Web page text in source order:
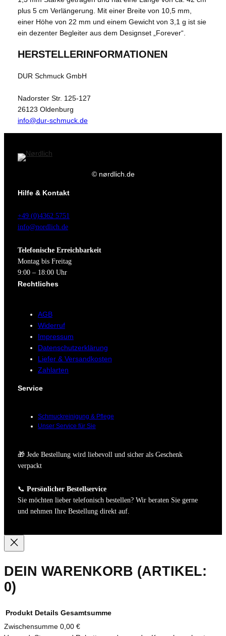
plus 5 cm Verlängerung. Mit einer Breite von 10,5 mm,
einer Höhe von 22 mm und einem Gewicht von 3,1 g ist sie
ein dezenter Begleiter aus dem Designset „Forever“.
HERSTELLERINFORMATIONEN
DUR Schmuck GmbH
Nadorster Str. 125-127
26123 Oldenburg
info@dur-schmuck.de
© nørdlich.de
Hilfe & Kontakt
+49 (0)4362 5751
info@nordlich.de
Telefonische Erreichbarkeit
Montag bis Freitag
9:00 – 18:00 Uhr
Rechtliches
AGB
Widerruf
Impressum
Datenschutzerklärung
Liefer & Versandkosten
Zahlarten
Service
Schmuckreinigung & Pflege
Unser Service für Sie
🎁 Jede Bestellung wird liebevoll und sicher als Geschenk
verpackt
📞 Persönlicher Bestellservice
Sie möchten lieber telefonisch bestellen? Wir beraten Sie gerne
und nehmen Ihre Bestellung direkt auf.
DEIN WARENKORB (ARTIKEL:
0)
Produkt Details Gesamtsumme
Zwischensumme 0,00 €